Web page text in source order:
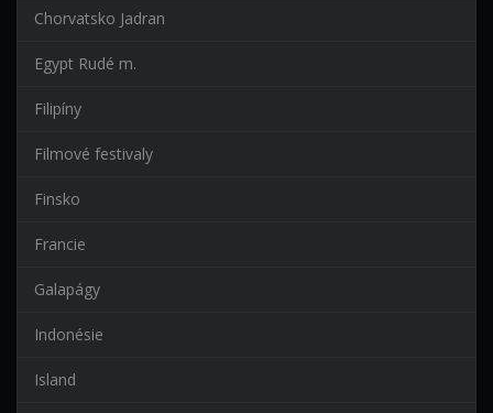
Chorvatsko Jadran
Egypt Rudé m.
Filipíny
Filmové festivaly
Finsko
Francie
Galapágy
Indonésie
Island